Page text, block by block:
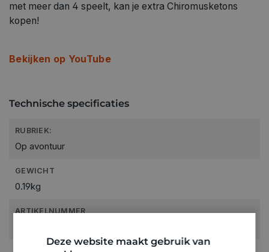
met meer dan 4 speelt, kan je extra Chiromusketons
kopen!
Bekijken op YouTube
Technische specificaties
RUBRIEK:
Op avontuur
GEWICHT
0.19kg
ARTIKELNUMMER
Deze website maakt gebruik van